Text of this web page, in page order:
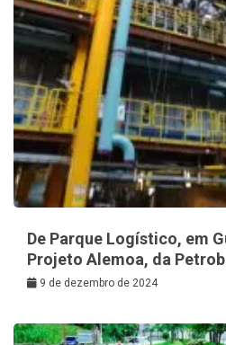
De Parque Logístico, em
Projeto Alemoa, da
9 de dezembro de 2024